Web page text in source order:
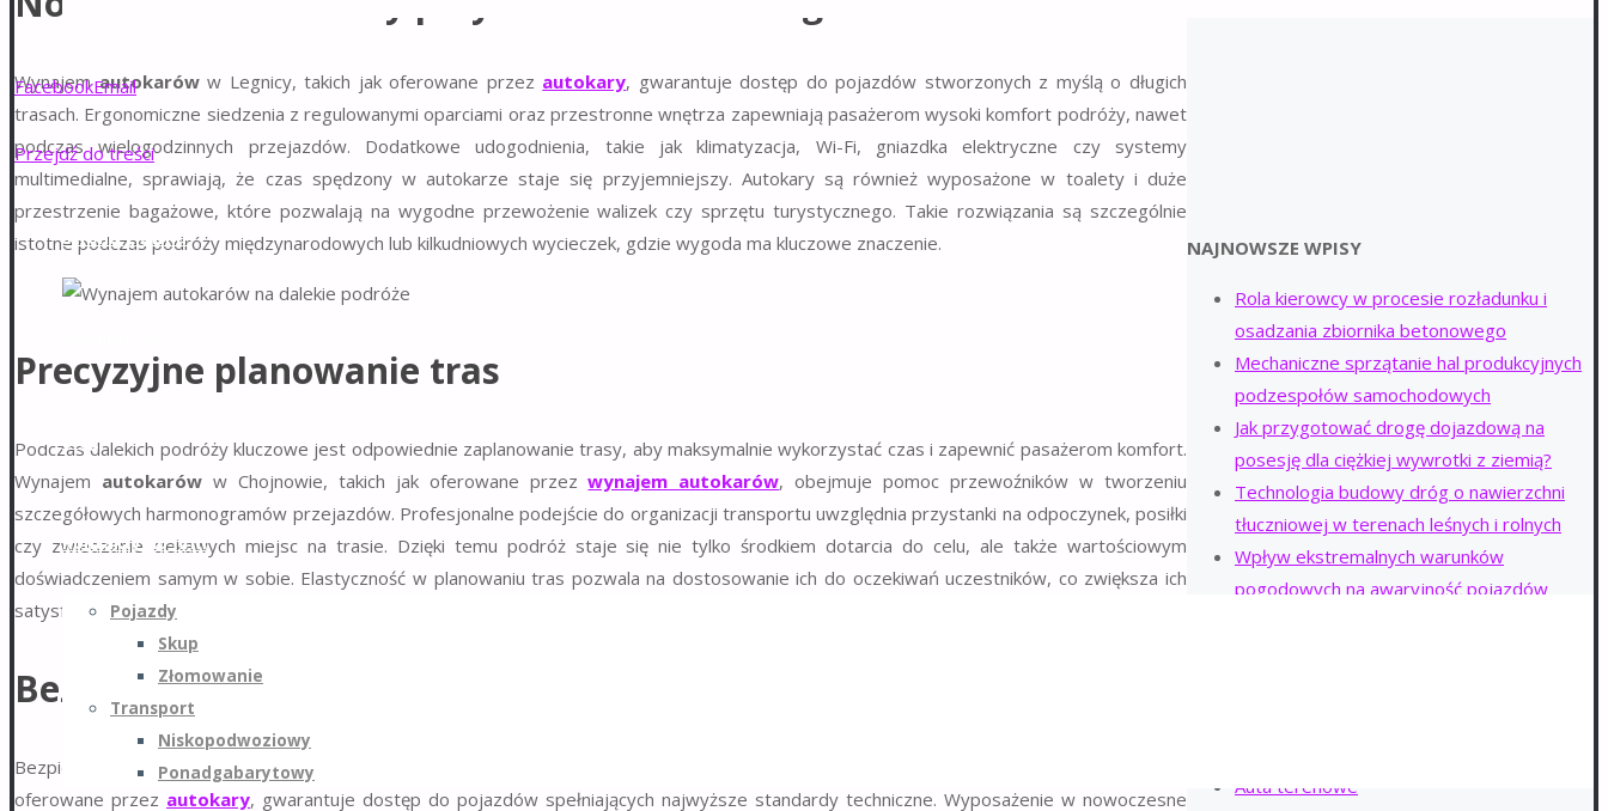
FacebookEmail
Przejdź do treści
Strona główna
Blog
Kontakty do firm
Pojazdy
Skup
Złomowanie
Transport
Niskopodwoziowy
Ponadgabarytowy
Wynajemautokaróww Legnicy, takich jak oferowane przez autokary, gwarantuje dostęp do pojazdów stworzonych z myślą o długich
trasach. Ergonomiczne siedzenia z regulowanymi oparciami oraz przestronne wnętrza zapewniają pasażerom wysoki komfort podróży, nawet
podczas wielogodzinnych przejazdów. Dodatkowe udogodnienia, takie jak klimatyzacja, Wi-Fi, gniazdka elektryczne czy systemy
multimedialne, sprawiają, że czas spędzony w autokarze staje się przyjemniejszy. Autokary są również wyposażone w toalety i duże
przestrzenie bagażowe, które pozwalają na wygodne przewożenie walizek czy sprzętu turystycznego. Takie rozwiązania są szczególnie
istotne podczas podróży międzynarodowych lub kilkudniowych wycieczek, gdzie wygoda ma kluczowe znaczenie.
Precyzyjne planowanie tras
Podczas dalekich podróży kluczowe jest odpowiednie zaplanowanie trasy, aby maksymalnie wykorzystać czas i zapewnić pasażerom komfort.
Wynajem autokaróww Chojnowie, takich jak oferowane przezwynajem autokarów, obejmuje pomoc przewoźników w tworzeniu
szczegółowych harmonogramów przejazdów. Profesjonalne podejście do organizacji transportu uwzględnia przystanki na odpoczynek, posiłki
czy zwiedzanie ciekawych miejsc na trasie. Dzięki temu podróż staje się nie tylko środkiem dotarcia do celu, ale także wartościowym
doświadczeniem samym w sobie. Elastyczność w planowaniu tras pozwala na dostosowanie ich do oczekiwań uczestników, co zwiększa ich
satysfakcję z wyjazdu.
Bezpieczeństwo na dalekich trasach
Bezpieczeństwo pasażerów jest priorytetem, szczególnie podczas długich podróży. Wynajem
oferowane przez autokary, gwarantuje dostęp do pojazdów spełniających najwyższe standardy techniczne. Wyposażenie w nowoczesne
NAJNOWSZE WPISY
Rola kierowcy w procesie rozładunku i
osadzania zbiornika betonowego
Mechaniczne sprzątanie hal produkcyjnych
podzespołów samochodowych
Jak przygotować drogę dojazdową na
posesję dla ciężkiej wywrotki z ziemią?
Technologia budowy dróg o nawierzchni
tłuczniowej w terenach leśnych i rolnych
Wpływ ekstremalnych warunków
pogodowych na awaryjność pojazdów
Auta terenowe